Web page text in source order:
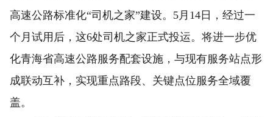
高速公路标准化“司机之家”建设。5月14日，经过一
个月试用后，这6处司机之家正式投运。将进一步优
化青海省高速公路服务配套设施，与现有服务站点形
成联动互补，实现重点路段、关键点位服务全域覆
盖。